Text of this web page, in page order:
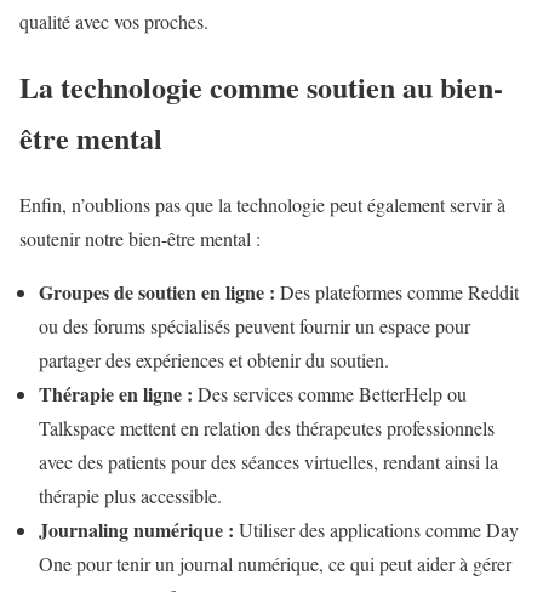
qualité avec vos proches.
La technologie comme soutien au bien-
être mental
Enfin, n’oublions pas que la technologie peut également servir à
soutenir notre bien-être mental :
Groupes de soutien en ligne : Des plateformes comme Reddit
ou des forums spécialisés peuvent fournir un espace pour
partager des expériences et obtenir du soutien.
Thérapie en ligne : Des services comme BetterHelp ou
Talkspace mettent en relation des thérapeutes professionnels
avec des patients pour des séances virtuelles, rendant ainsi la
thérapie plus accessible.
Journaling numérique : Utiliser des applications comme Day
One pour tenir un journal numérique, ce qui peut aider à gérer